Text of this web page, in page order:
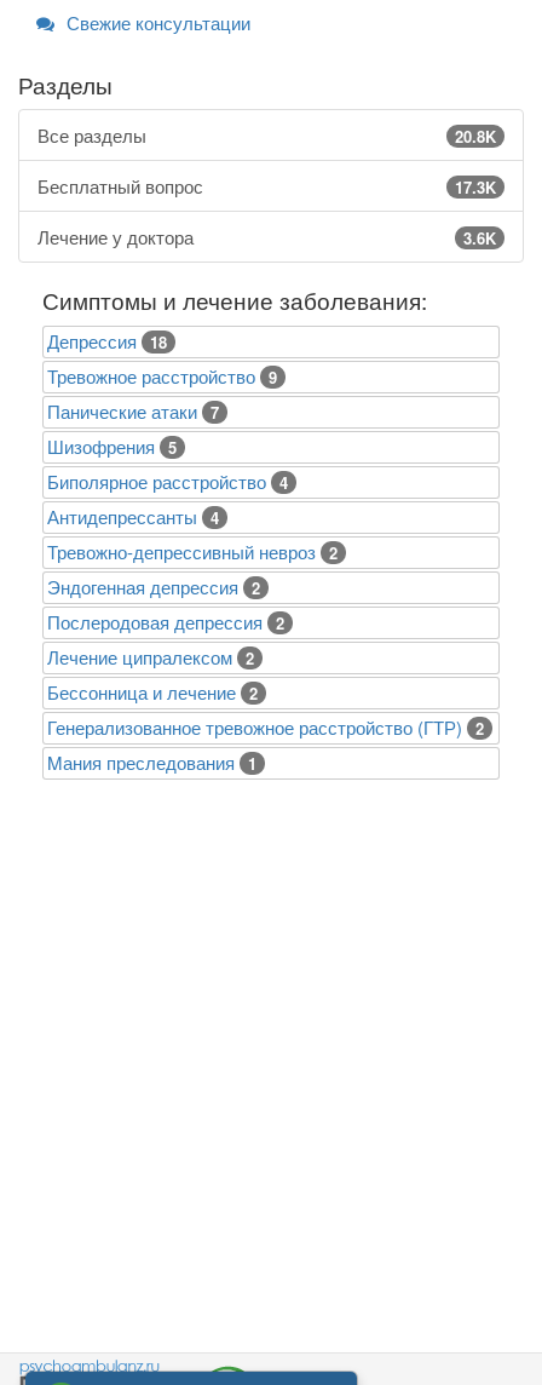
Свежие консультации
Разделы
Все разделы 20.8K
Бесплатный вопрос 17.3K
Лечение у доктора 3.6K
Симптомы и лечение заболевания:
Депрессия 18
Тревожное расстройство 9
Панические атаки 7
Шизофрения 5
Биполярное расстройство 4
Антидепрессанты 4
Тревожно-депрессивный невроз 2
Эндогенная депрессия 2
Послеродовая депрессия 2
Лечение ципралексом 2
Бессонница и лечение 2
Генерализованное тревожное расстройство (ГТР) 2
Mания преследования 1